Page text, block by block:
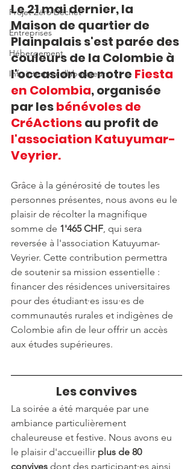
Projet Zéro Déchet
Entreprises
Hébergement
Info interne collaborateurs
Le 21 mai dernier, la
Maison de quartier de
Plainpalais s'est parée des
couleurs de la Colombie à
l'occasion de notre Fiesta
en Colombia, organisée
par les bénévoles de
CréActions au profit de
l'association Katuyumar-
Veyrier.
Grâce à la générosité de toutes les
personnes présentes, nous avons eu le
plaisir de récolter la magnifique
somme de 1'465 CHF, qui sera
reversée à l'association Katuyumar-
Veyrier. Cette contribution permettra
de soutenir sa mission essentielle :
financer des résidences universitaires
pour des étudiant·es issu·es de
communautés rurales et indigènes de
Colombie afin de leur offrir un accès
aux études supérieures.
Les convives
La soirée a été marquée par une
ambiance particulièrement
chaleureuse et festive. Nous avons eu
le plaisir d'accueillir plus de 80
convives dont des participant·es ainsi